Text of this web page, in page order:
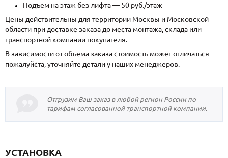
Подъем на этаж без лифта — 50 руб./этаж
Цены действительны для территории Москвы и Московской
области при доставке заказа до места монтажа, склада или
транспортной компании покупателя.
В зависимости от объема заказа стоимость может отличаться —
пожалуйста, уточняйте детали у наших менеджеров.
Отгрузим Ваш заказ в любой регион России по
тарифам согласованной транспортной компании.
УСТАНОВКА